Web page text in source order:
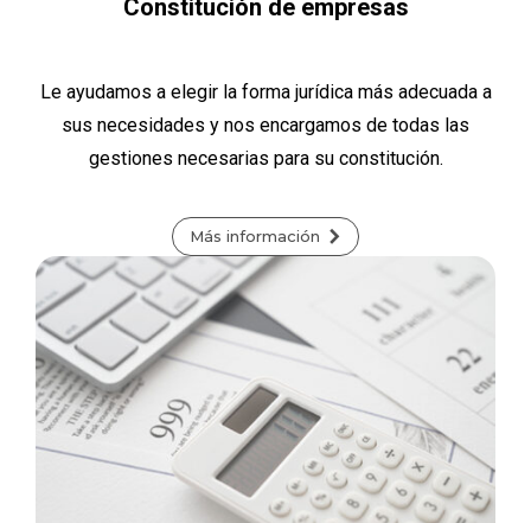
Constitución de empresas
Le ayudamos a elegir la forma jurídica más adecuada a
sus necesidades y nos encargamos de todas las
gestiones necesarias para su constitución.
Más información